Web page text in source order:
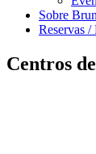
Sobre
Reservas /
Centros